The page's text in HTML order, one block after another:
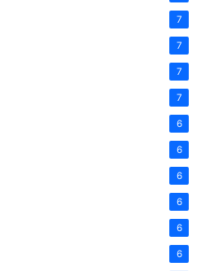
7
7
7
7
6
6
6
6
6
6